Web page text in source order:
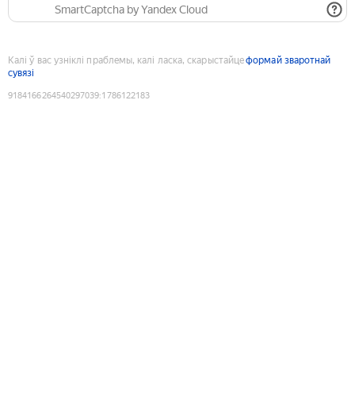
SmartCaptcha by Yandex Cloud
Калі ў вас узніклі праблемы, калі ласка, скарыстайцеформай зваротнай
сувязі
9184166264540297039:1786122183